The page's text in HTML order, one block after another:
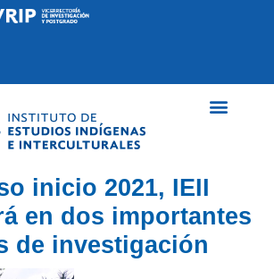
inicio 2021, IEII
en dos importantes
de investigación